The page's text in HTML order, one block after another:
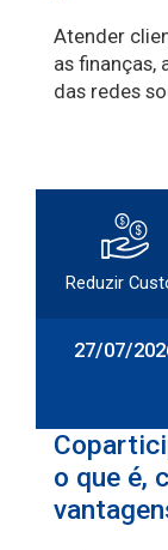
Atender
as finanças,
das redes
Reduzir
27/07/
o que é,